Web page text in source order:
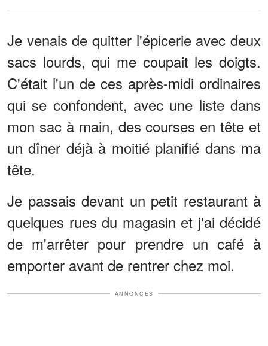
Je venais de quitter l'épicerie avec deux
sacs lourds, qui me coupait les doigts.
C'était l'un de ces après-midi ordinaires
qui se confondent, avec une liste dans
mon sac à main, des courses en tête et
un dîner déjà à moitié planifié dans ma
tête.
Je passais devant un petit restaurant à
quelques rues du magasin et j'ai décidé
de m'arrêter pour prendre un café à
emporter avant de rentrer chez moi.
ANNONCES